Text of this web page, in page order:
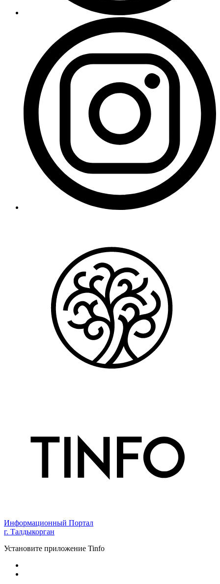
Информационный Портал
г. Талдыкорган
Установите приложение Tinfo